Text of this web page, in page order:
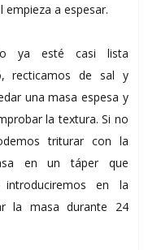
a espesar.
ya esté casi lista
rectificamos de sal y
una masa espesa y
la textura. Si no
triturar con la
en un táper que
en la
la masa durante 24